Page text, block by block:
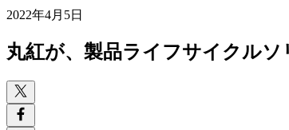
2022年4月5日
丸紅が、 製品ライフサイクル